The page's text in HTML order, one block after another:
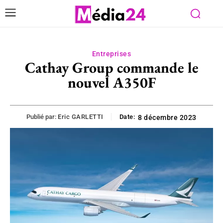
Entreprises
Cathay Group commande le
nouvel A350F
Publié par: Eric GARLETTI Date: 8 décembre 2023